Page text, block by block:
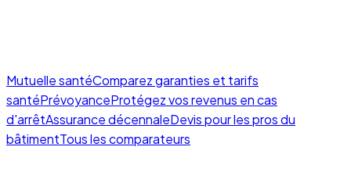
Mutuelle santéComparez garanties et tarifs
santéPrévoyanceProtégez vos revenus en cas
d'arrêtAssurance décennaleDevis pour les pros du
bâtimentTous les comparateurs